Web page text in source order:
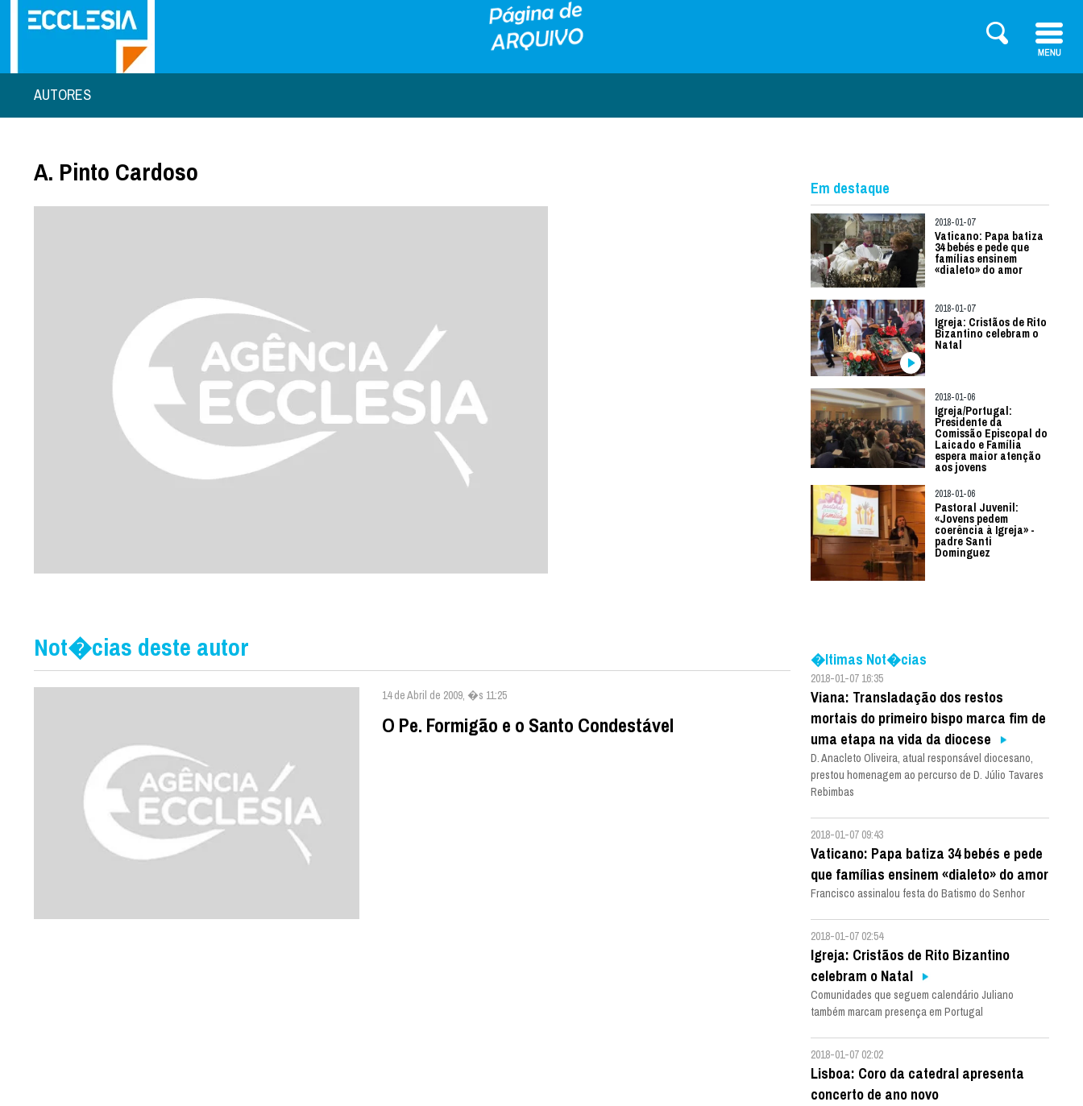
AUTORES
A. Pinto Cardoso
Em destaque
2018-01-07
Vaticano: Papa batiza
34 bebés e pede que
famílias ensinem
«dialeto» do amor
2018-01-07
Igreja: Cristãos de Rito
Bizantino celebram o
Natal
2018-01-06
Igreja/Portugal:
Presidente da
Comissão Episcopal do
Laicado e Família
espera maior atenção
aos jovens
2018-01-06
Pastoral Juvenil:
«Jovens pedem
coerência à Igreja» -
padre Santi
Dominguez
Not�cias deste autor
14 de Abril de 2009, �s 11:25
O Pe. Formigão e o Santo Condestável
�ltimas Not�cias
2018-01-07 16:35
Viana: Transladação dos restos
mortais do primeiro bispo marca fim de
uma etapa na vida da diocese
D. Anacleto Oliveira, atual responsável diocesano,
prestou homenagem ao percurso de D. Júlio Tavares
Rebimbas
2018-01-07 09:43
Vaticano: Papa batiza 34 bebés e pede
que famílias ensinem «dialeto» do amor
Francisco assinalou festa do Batismo do Senhor
2018-01-07 02:54
Igreja: Cristãos de Rito Bizantino
celebram o Natal
Comunidades que seguem calendário Juliano
também marcam presença em Portugal
2018-01-07 02:02
Lisboa: Coro da catedral apresenta
concerto de ano novo